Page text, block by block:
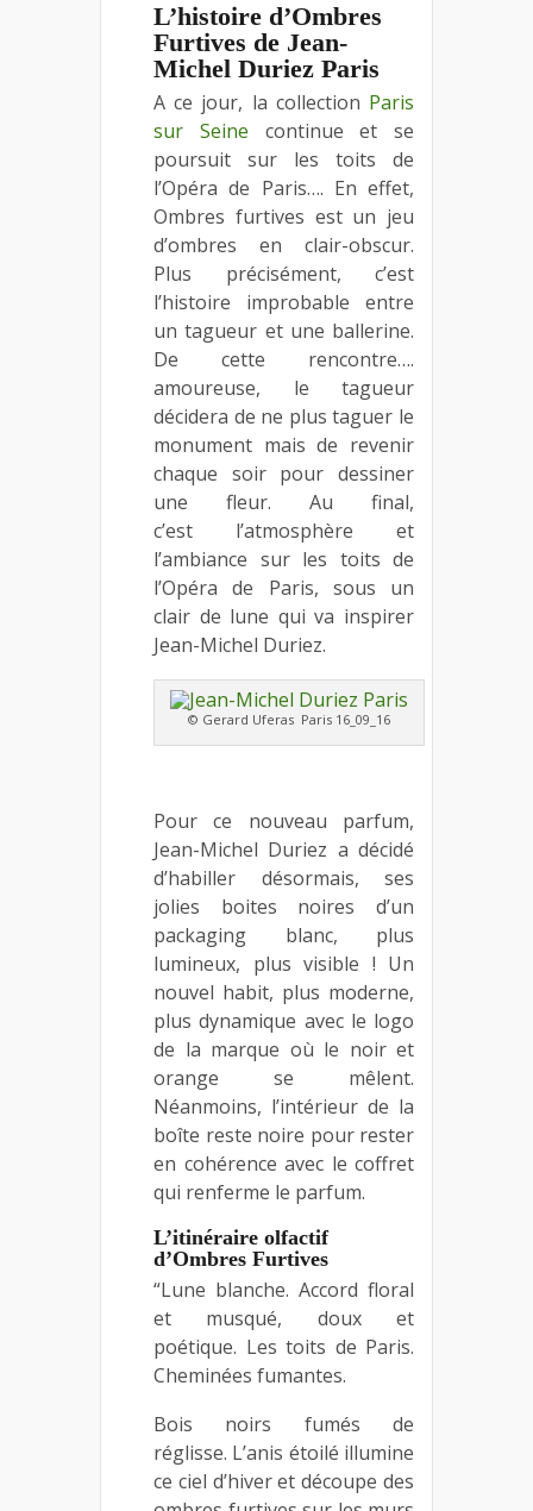
L’histoire d’Ombres
Furtives de Jean-
Michel Duriez Paris
A ce jour, la collection Paris
sur Seine continue et se
poursuit sur les toits de
l’Opéra de Paris…. En effet,
Ombres furtives est un jeu
d’ombres en clair-obscur.
Plus précisément, c’est
l’histoire improbable entre
un tagueur et une ballerine.
De cette rencontre….
amoureuse, le tagueur
décidera de ne plus taguer le
monument mais de revenir
chaque soir pour dessiner
une fleur. Au final,
c’est l’atmosphère et
l’ambiance sur les toits de
l’Opéra de Paris, sous un
clair de lune qui va inspirer
Jean-Michel Duriez.
© Gerard Uferas Paris 16_09_16
Pour ce nouveau parfum,
Jean-Michel Duriez a décidé
d’habiller désormais, ses
jolies boites noires d’un
packaging blanc, plus
lumineux, plus visible ! Un
nouvel habit, plus moderne,
plus dynamique avec le logo
de la marque où le noir et
orange se mêlent.
Néanmoins, l’intérieur de la
boîte reste noire pour rester
en cohérence avec le coffret
qui renferme le parfum.
L’itinéraire olfactif
d’Ombres Furtives
“Lune blanche. Accord floral
et musqué, doux et
poétique. Les toits de Paris.
Cheminées fumantes.
Bois noirs fumés de
réglisse. L’anis étoilé illumine
ce ciel d’hiver et découpe des